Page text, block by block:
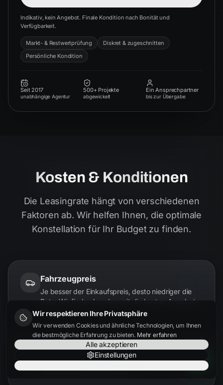
Wir respektieren Ihre Privatsphäre
Wir verwenden Cookies und ähnliche Technologien, um Ihnen
die bestmögliche Erfahrung zu bieten. Mehr erfahren
Alle akzeptieren
Einstellungen
Indikativ, kein Angebot. Finale Kondition nach Bonität und
Verfügbarkeit.
Markt- & Restwertprüfung
Diskret & zugeschnitten
Persönliche Kondition
Seit 2017
unabhängige Agentur
500+ Projekte
abgewickelt
Ein Ansprechpartner
bis zur Übergabe
Kosten & Konditionen
Die Leasingrate hängt von verschiedenen
Faktoren ab. Wir helfen Ihnen, die optimale
Konstellation für Ihr Budget zu finden.
Fahrzeugpreis
Je besser der Einkaufspreis, desto niedriger die
Rate. Wir finden bundesweit die besten Angebote.
Laufzeit
24, 36 oder 48 Monate – längere Laufzeiten
senken die monatliche Rate.